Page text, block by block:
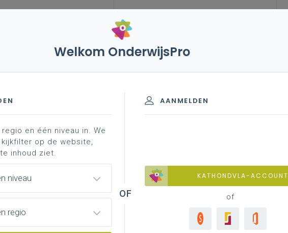
uit het werkveld
Welkom OnderwijsPro
AANMELDEN
KATHONDVLA-ACCOUNT
of
en één niveau in. We
op de website,
inhoud ziet.
niveau
regio